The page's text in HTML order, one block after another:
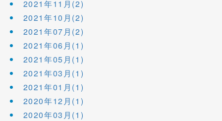
2021年11月(2)
2021年10月(2)
2021年07月(2)
2021年06月(1)
2021年05月(1)
2021年03月(1)
2021年01月(1)
2020年12月(1)
2020年03月(1)